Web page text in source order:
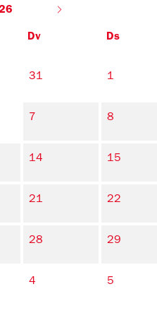
Dv Ds
31 1
7 8
14 15
21 22
28 29
4 5